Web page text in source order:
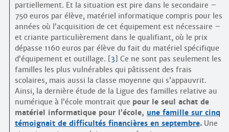
partiellement. Et la situation est pire dans le secondaire –
750 euros par élève, matériel informatique compris pour les
années où l’acquisition de cet équipement est nécessaire –
et criante particulièrement dans le qualifiant, où le prix
dépasse 1160 euros par élève du fait du matériel spécifique
d’équipement et outillage. [3] Ce ne sont pas seulement les
familles les plus vulnérables qui pâtissent des frais
scolaires, mais aussi la classe moyenne qui s’appauvrit.
Ainsi, la dernière étude de la Ligue des familles relative au
numérique à l’école montrait que pour le seul achat de
matériel informatique pour l’école, une famille sur cinq
témoignait de difficultés financières en septembre.Une